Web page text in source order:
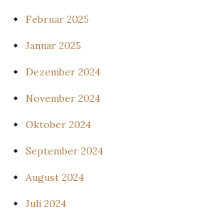
Februar 2025
Januar 2025
Dezember 2024
November 2024
Oktober 2024
September 2024
August 2024
Juli 2024